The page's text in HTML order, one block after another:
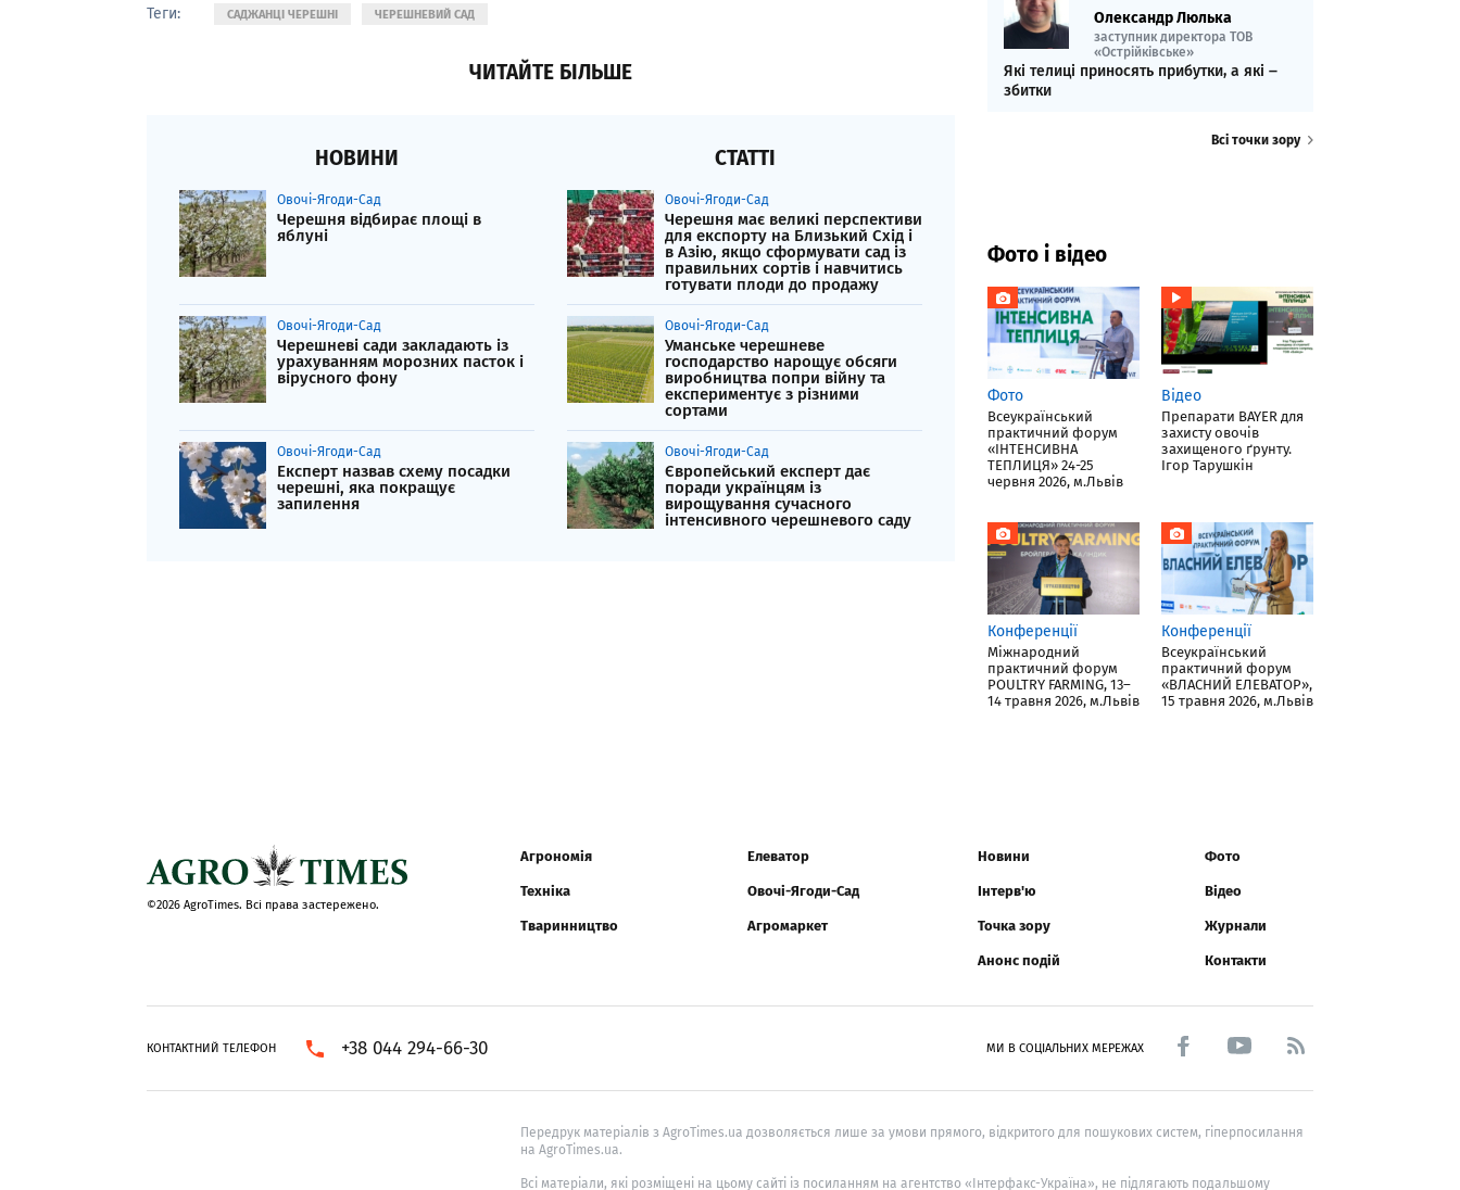
Теги: САДЖАНЦІ ЧЕРЕШНІ ЧЕРЕШНЕВИЙ САД
ЧИТАЙТЕ БІЛЬШЕ
НОВИНИ
Овочі-Ягоди-Сад
Черешня відбирає площі в
яблуні
Овочі-Ягоди-Сад
Черешневі сади закладають із
урахуванням морозних пасток і
вірусного фону
Овочі-Ягоди-Сад
Експерт назвав схему посадки
черешні, яка покращує
запилення
СТАТТІ
Овочі-Ягоди-Сад
Черешня має великі перспективи
для експорту на Близький Схід і
в Азію, якщо сформувати сад із
правильних сортів і навчитись
готувати плоди до продажу
Овочі-Ягоди-Сад
Уманське черешневе
господарство нарощує обсяги
виробництва попри війну та
експериментує з різними
сортами
Овочі-Ягоди-Сад
Європейський експерт дає
поради українцям із
вирощування сучасного
інтенсивного черешневого саду
Олександр Люлька
заступник директора ТОВ
«Острійківське»
Які телиці приносять прибутки, а які ‒
збитки
Всі точки зору
Фото і відео
Фото
Всеукраїнський
практичний форум
«ІНТЕНСИВНА
ТЕПЛИЦЯ» 24-25
червня 2026, м.Львів
Відео
Препарати BAYER для
захисту овочів
захищеного ґрунту.
Ігор Тарушкін
Конференції
Міжнародний
практичний форум
POULTRY FARMING, 13–
14 травня 2026, м.Львів
Конференції
Всеукраїнський
практичний форум
«ВЛАСНИЙ ЕЛЕВАТОР»,
15 травня 2026, м.Львів
©2026 AgroTimes. Всі права застережено.
Агрономія
Техніка
Тваринництво
Елеватор
Овочі-Ягоди-Сад
Агромаркет
Новини
Інтерв'ю
Точка зору
Анонс подій
Фото
Відео
Журнали
Контакти
КОНТАКТНИЙ ТЕЛЕФОН +38 044 294-66-30 МИ В СОЦІАЛЬНИХ МЕРЕЖАХ
Передрук матеріалів з AgroTimes.ua дозволяється лише за умови прямого, відкритого для пошукових систем, гіперпосилання
на AgroTimes.ua.
Всі матеріали, які розміщені на цьому сайті із посиланням на агентство «Інтерфакс-Україна», не підлягають подальшому